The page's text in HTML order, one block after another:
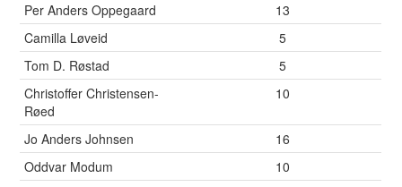
Per Anders Oppegaard
13
Camilla Løveid
5
Tom D. Røstad
5
Christoffer Christensen-
Røed
10
Jo Anders Johnsen
16
Oddvar Modum
10